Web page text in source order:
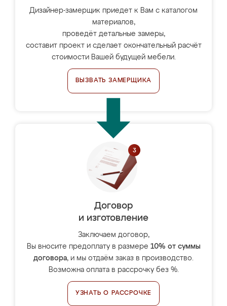
Дизайнер-замерщик приедет к Вам с каталогом
материалов,
проведёт детальные замеры,
составит проект и сделает окончательный расчёт
стоимости Вашей будущей мебели.
ВЫЗВАТЬ ЗАМЕРЩИКА
Договор
и изготовление
Заключаем договор,
Вы вносите предоплату в размере 10% от суммы
договора, и мы отдаём заказ в производство.
Возможна оплата в рассрочку без %.
УЗНАТЬ О РАССРОЧКЕ